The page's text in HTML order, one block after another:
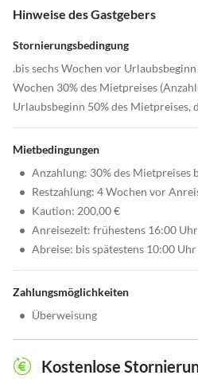
Hinweise des Gastgebers
Stornierungsbedingung
.bis sechs Wochen vor
Wochen 30% des Mietpreises
Urlaubsbeginn 50% des Mietpreises,
Mietbedingungen
• Anzahlung: 30% des Mietpreises
• Restzahlung: 4 Wochen vor
• Kaution: 200,00 €
• Anreisezeit: frühestens 16:00 Uhr
• Abreise: bis spätestens 10:00 Uhr
Zahlungsmöglichkeiten
• Überweisung
Kostenlose